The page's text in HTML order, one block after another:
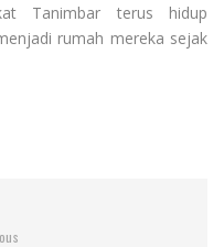
Tanimbar terus hidup
rumah mereka sejak